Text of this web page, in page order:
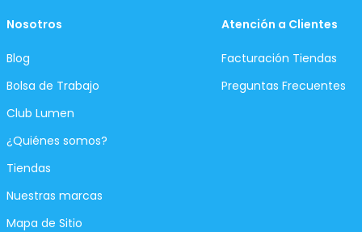
Nosotros
Blog
Bolsa de Trabajo
Club Lumen
¿Quiénes somos?
Tiendas
Nuestras marcas
Mapa de Sitio
Atención a Clientes
Facturación Tiendas
Preguntas Frecuentes